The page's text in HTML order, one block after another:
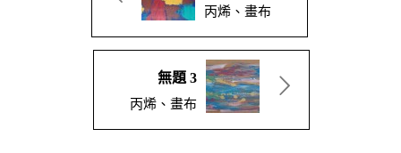
丙烯、畫布
無題 3
丙烯、畫布